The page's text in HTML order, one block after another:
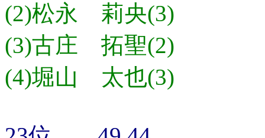
(2)松永 莉央(3)
(3)古庄 拓聖(2)
(4)堀山 太也(3)